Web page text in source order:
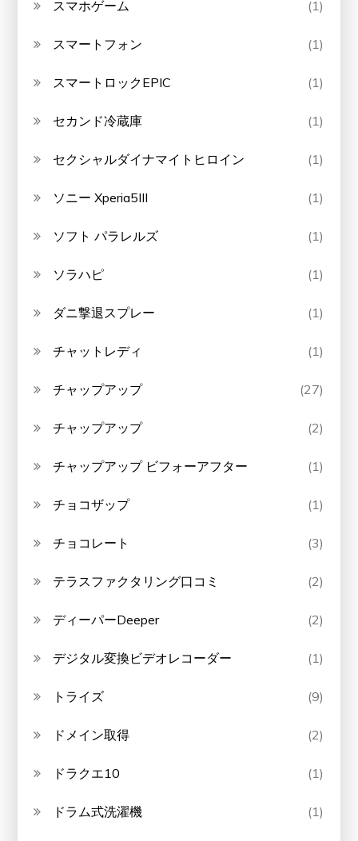
スマホゲーム (1)
スマートフォン (1)
スマートロックEPIC (1)
セカンド冷蔵庫 (1)
セクシャルダイナマイトヒロイン (1)
ソニー Xperia5III (1)
ソフト パラレルズ (1)
ソラハピ (1)
ダニ撃退スプレー (1)
チャットレディ (1)
チャップアップ (27)
チャップアップ (2)
チャップアップ ビフォーアフター (1)
チョコザップ (1)
チョコレート (3)
テラスファクタリング口コミ (2)
ディーパーDeeper (2)
デジタル変換ビデオレコーダー (1)
トライズ (9)
ドメイン取得 (2)
ドラクエ10 (1)
ドラム式洗濯機 (1)